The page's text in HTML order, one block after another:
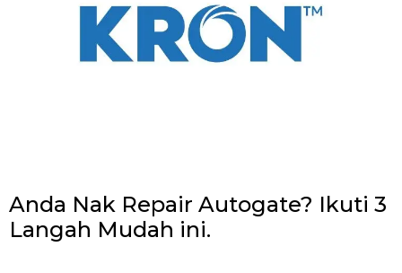
Anda Nak Repair Autogate? Ikuti 3
Langah Mudah ini.